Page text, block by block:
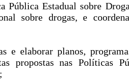
Estadual sobre
sobre drogas, e
e elaborar planos,
propostas nas Políticas